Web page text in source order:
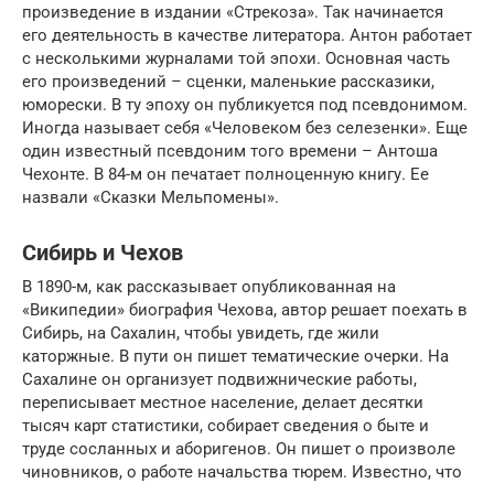
произведение в издании «Стрекоза». Так начинается
его деятельность в качестве литератора. Антон работает
с несколькими журналами той эпохи. Основная часть
его произведений – сценки, маленькие рассказики,
юморески. В ту эпоху он публикуется под псевдонимом.
Иногда называет себя «Человеком без селезенки». Еще
один известный псевдоним того времени – Антоша
Чехонте. В 84-м он печатает полноценную книгу. Ее
назвали «Сказки Мельпомены».
Сибирь и Чехов
В 1890-м, как рассказывает опубликованная на
«Википедии» биография Чехова, автор решает поехать в
Сибирь, на Сахалин, чтобы увидеть, где жили
каторжные. В пути он пишет тематические очерки. На
Сахалине он организует подвижнические работы,
переписывает местное население, делает десятки
тысяч карт статистики, собирает сведения о быте и
труде сосланных и аборигенов. Он пишет о произволе
чиновников, о работе начальства тюрем. Известно, что